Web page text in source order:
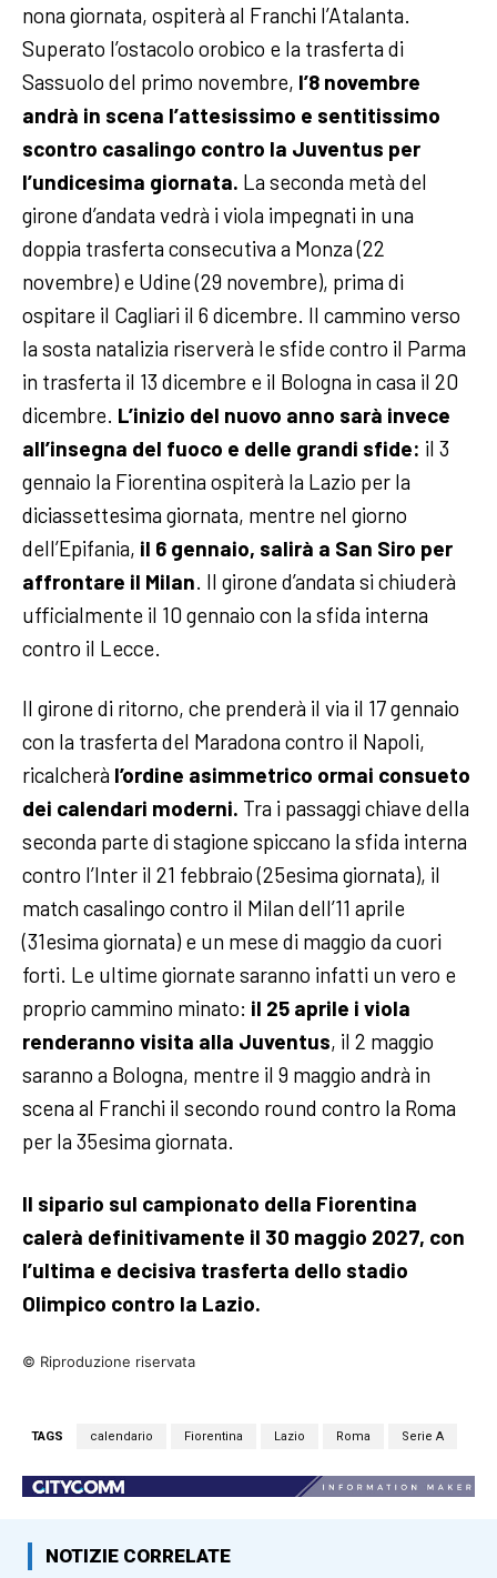
nona giornata, ospiterà al Franchi l’Atalanta.
Superato l’ostacolo orobico e la trasferta di
Sassuolo del primo novembre, l’8 novembre
andrà in scena l’attesissimo e sentitissimo
scontro casalingo contro la Juventus per
l’undicesima giornata. La seconda metà del
girone d’andata vedrà i viola impegnati in una
doppia trasferta consecutiva a Monza (22
novembre) e Udine (29 novembre), prima di
ospitare il Cagliari il 6 dicembre. Il cammino verso
la sosta natalizia riserverà le sfide contro il Parma
in trasferta il 13 dicembre e il Bologna in casa il 20
dicembre. L’inizio del nuovo anno sarà invece
all’insegna del fuoco e delle grandi sfide: il 3
gennaio la Fiorentina ospiterà la Lazio per la
diciassettesima giornata, mentre nel giorno
dell’Epifania, il 6 gennaio, salirà a San Siro per
affrontare il Milan. Il girone d’andata si chiuderà
ufficialmente il 10 gennaio con la sfida interna
contro il Lecce.
Il girone di ritorno, che prenderà il via il 17 gennaio
con la trasferta del Maradona contro il Napoli,
ricalcherà l’ordine asimmetrico ormai consueto
dei calendari moderni. Tra i passaggi chiave della
seconda parte di stagione spiccano la sfida interna
contro l’Inter il 21 febbraio (25esima giornata), il
match casalingo contro il Milan dell’11 aprile
(31esima giornata) e un mese di maggio da cuori
forti. Le ultime giornate saranno infatti un vero e
proprio cammino minato: il 25 aprile i viola
renderanno visita alla Juventus, il 2 maggio
saranno a Bologna, mentre il 9 maggio andrà in
scena al Franchi il secondo round contro la Roma
per la 35esima giornata.
Il sipario sul campionato della Fiorentina
calerà definitivamente il 30 maggio 2027, con
l’ultima e decisiva trasferta dello stadio
Olimpico contro la Lazio.
© Riproduzione riservata
TAGS calendario Fiorentina Lazio Roma Serie A
NOTIZIE CORRELATE